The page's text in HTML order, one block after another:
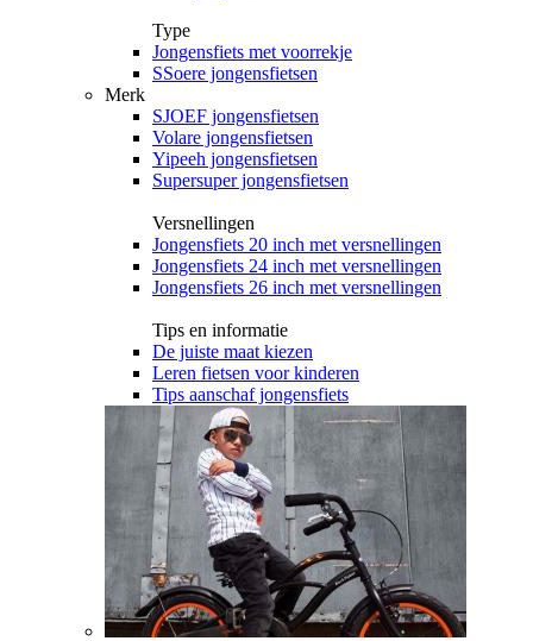
Type
Jongensfiets met voorrekje
SSoere jongensfietsen
Merk
SJOEF jongensfietsen
Volare jongensfietsen
Yipeeh jongensfietsen
Supersuper jongensfietsen
Versnellingen
Jongensfiets 20 inch met versnellingen
Jongensfiets 24 inch met versnellingen
Jongensfiets 26 inch met versnellingen
Tips en informatie
De juiste maat kiezen
Leren fietsen voor kinderen
Tips aanschaf jongensfiets